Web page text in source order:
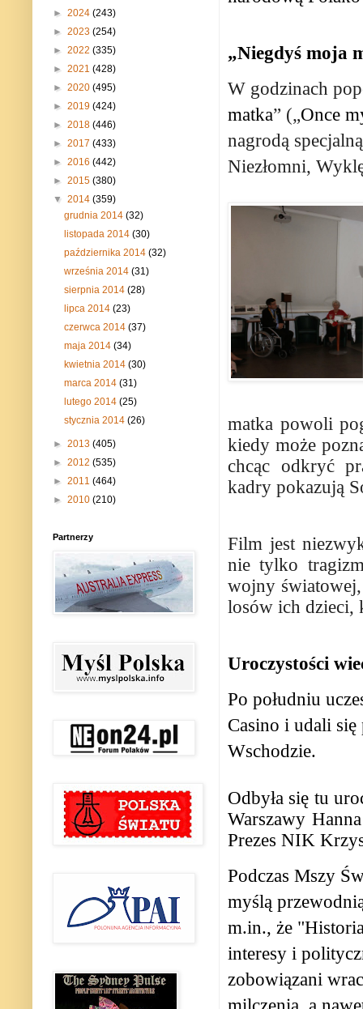
„Niegdyś moja
W godzinach
matka” („Once
nagrodą
Niezłomni,
matka powoli
kiedy może
chcąc odkryć
kadry pokazują
Film jest
nie tylko
wojny
losów ich dzieci,
Uroczystości
Po południu
Casino i udali
Wschodzie.
Odbyła się tu
Warszawy
Prezes NIK
Podczas Mszy
myślą
m.in., że
interesy i
zobowiązani
milczenia, a
► 2024 (243)
► 2023 (254)
► 2022 (335)
► 2021 (428)
► 2020 (495)
► 2019 (424)
► 2018 (446)
► 2017 (433)
► 2016 (442)
► 2015 (380)
▼ 2014 (359)
grudnia 2014(32)
listopada 2014(30)
października 2014(32)
września 2014(31)
sierpnia 2014(28)
lipca 2014(23)
czerwca 2014(37)
maja 2014(34)
kwietnia 2014(30)
marca 2014(31)
lutego 2014(25)
stycznia 2014(26)
► 2013 (405)
► 2012 (535)
► 2011 (464)
► 2010 (210)
Partnerzy